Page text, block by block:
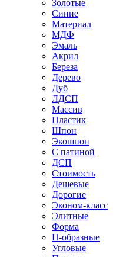
Золотые
Синие
Материал
МДФ
Эмаль
Акрил
Береза
Дерево
Дуб
ЛДСП
Массив
Пластик
Шпон
Экошпон
С патиной
ДСП
Стоимость
Дешевые
Дорогие
Эконом-класс
Элитные
Форма
П-образные
Угловые